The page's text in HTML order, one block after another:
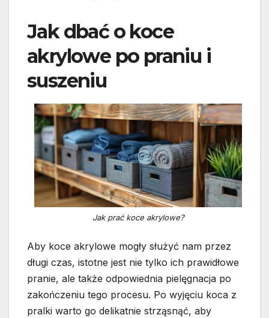
Jak dbać o koce
akrylowe po praniu i
suszeniu
Jak prać koce akrylowe?
Aby koce akrylowe mogły służyć nam przez
długi czas, istotne jest nie tylko ich prawidłowe
pranie, ale także odpowiednia pielęgnacja po
zakończeniu tego procesu. Po wyjęciu koca z
pralki warto go delikatnie strząsnąć, aby